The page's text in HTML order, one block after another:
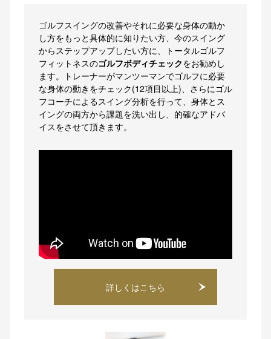
ゴルフスイングの改善やそれに必要な身体の動か
し方をもっと具体的に知りたい方、今のスイング
からステップアップしたい方に、トータルゴルフ
フィットネスのゴルフボディチェックをお勧めし
ます。トレーナーがマンツーマンでゴルフに必要
な身体の動きをチェック(12項目以上)、さらにゴル
フコーチによるスイング分析を行って、身体とス
イングの両方から課題を洗い出し、的確なアドバ
イスをさせて頂きます。
詳しくはこちら